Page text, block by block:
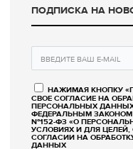
ПОДПИСКА НА
НАЖИМАЯ КНОПКУ
СВОЕ СОГЛАСИЕ НА
ПЕРСОНАЛЬНЫХ
ФЕДЕРАЛЬНЫМ ЗАКОНОМ
№152-ФЗ «О
УСЛОВИЯХ И ДЛЯ
СОГЛАСИИ НА
ДАННЫХ